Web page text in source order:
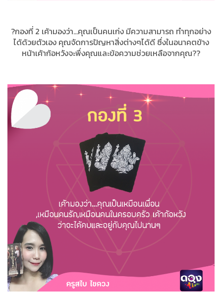
?กองที่ 2 เค้ามองว่า...คุณเป็นคนเก่ง มีความสามารถ ทำทุกอย่าง
ได้ด้วยตัวเอง คุณจัดการปัญหาสิ่งต่างๆได้ดี ซึ่งในอนาคตข้าง
หน้าเค้าก้อหวังจะพึ่งคุณและข้อความช่วยเหลือจากคุณ??